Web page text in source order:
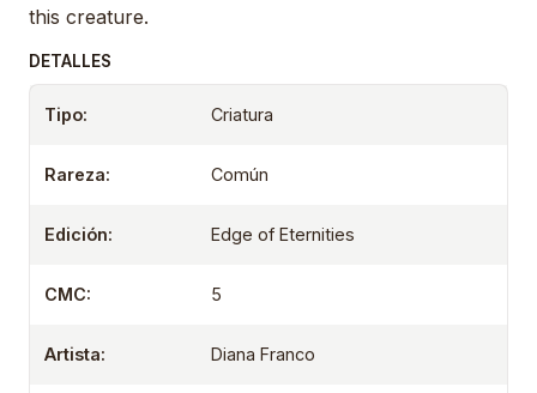
this creature.
DETALLES
Tipo: Criatura
Rareza: Común
Edición: Edge of Eternities
CMC: 5
Artista: Diana Franco